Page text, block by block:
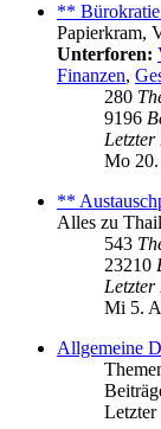
**
Papierkram,
Unterforen:
Finanzen,
280
9196
Mo 20.
**
Alles zu
543
23210
Mi 5.
Allgemeine
Letzter